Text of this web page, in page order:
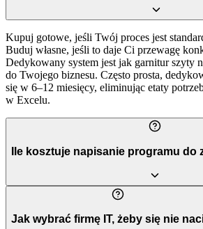
Kupuj gotowe, jeśli Twój proces jest
Buduj własne, jeśli to daje Ci przewagę
Dedykowany system jest jak garnitur szyty
do Twojego biznesu. Często prosta,
się w 6–12 miesięcy, eliminując etaty
w Excelu.
Ile kosztuje napisanie programu do
Jak wybrać firmę IT, żeby się nie